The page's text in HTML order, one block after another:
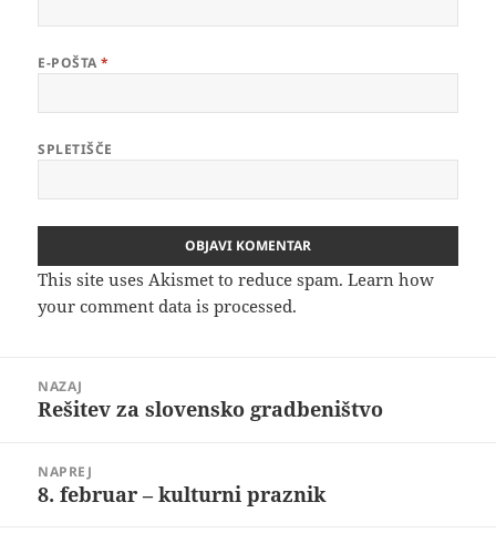
E-POŠTA*
SPLETIŠČE
This site uses Akismet to reduce spam.Learn how
your comment data is processed.
prispevka
NAZAJ
Prejšnji
Rešitev za slovensko gradbeništvo
NAPREJ
Naslednji
8. februar – kulturni praznik